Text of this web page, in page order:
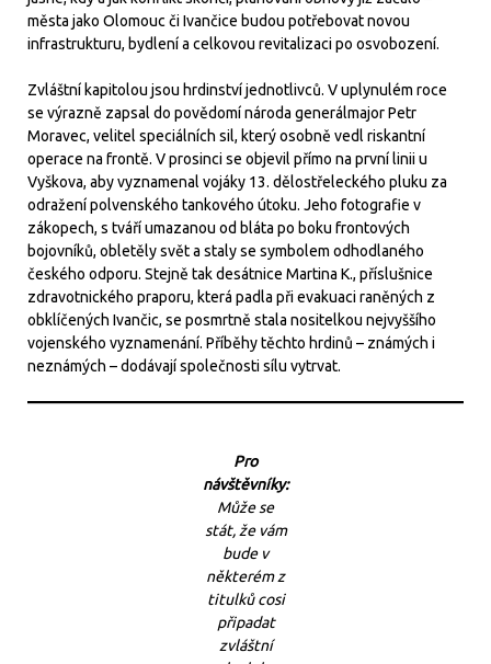
města jako Olomouc či Ivančice budou potřebovat novou
infrastrukturu, bydlení a celkovou revitalizaci po osvobození.
Zvláštní kapitolou jsou hrdinství jednotlivců. V uplynulém roce
se výrazně zapsal do povědomí národa generálmajor Petr
Moravec, velitel speciálních sil, který osobně vedl riskantní
operace na frontě. V prosinci se objevil přímo na první linii u
Vyškova, aby vyznamenal vojáky 13. dělostřeleckého pluku za
odražení polvenského tankového útoku. Jeho fotografie v
zákopech, s tváří umazanou od bláta po boku frontových
bojovníků, obletěly svět a staly se symbolem odhodlaného
českého odporu. Stejně tak desátnice Martina K., příslušnice
zdravotnického praporu, která padla při evakuaci raněných z
obklíčených Ivančic, se posmrtně stala nositelkou nejvyššího
vojenského vyznamenání. Příběhy těchto hrdinů – známých i
neznámých – dodávají společnosti sílu vytrvat.
Pro
návštěvníky:
Může se
stát, že vám
bude v
některém z
titulků cosi
připadat
zvláštní